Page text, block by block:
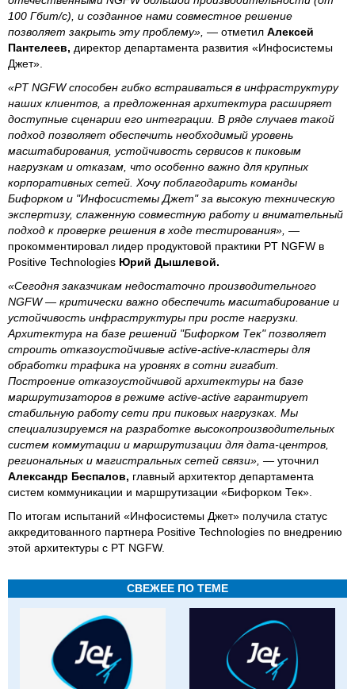
100 Гбит/с), и созданное нами совместное решение
позволяет закрыть эту проблему», — отметил Алексей
Пантелеев, директор департамента развития «Инфосистемы
Джет».
«PT NGFW способен гибко встраиваться в инфраструктуру
наших клиентов, а предложенная архитектура расширяет
доступные сценарии его интеграции. В ряде случаев такой
подход позволяет обеспечить необходимый уровень
масштабирования, устойчивость сервисов к пиковым
нагрузкам и отказам, что особенно важно для крупных
корпоративных сетей. Хочу поблагодарить команды
Бифорком и "Инфосистемы Джет" за высокую техническую
экспертизу, слаженную совместную работу и внимательный
подход к проверке решения в ходе тестирования», —
прокомментировал лидер продуктовой практики PT NGFW в
Positive Technologies Юрий Дышлевой.
«Сегодня заказчикам недостаточно производительного
NGFW — критически важно обеспечить масштабирование и
устойчивость инфраструктуры при росте нагрузки.
Архитектура на базе решений "Бифорком Тек" позволяет
строить отказоустойчивые active-active-кластеры для
обработки трафика на уровнях в сотни гигабит.
Построение отказоустойчивой архитектуры на базе
маршрутизаторов в режиме active-active гарантирует
стабильную работу сети при пиковых нагрузках. Мы
специализируемся на разработке высокопроизводительных
систем коммутации и маршрутизации для дата-центров,
региональных и магистральных сетей связи», — уточнил
Александр Беспалов, главный архитектор департамента
систем коммуникации и маршрутизации «Бифорком Тек».
По итогам испытаний «Инфосистемы Джет» получила статус
аккредитованного партнера Positive Technologies по внедрению
этой архитектуры с PT NGFW.
СВЕЖЕЕ ПО ТЕМЕ